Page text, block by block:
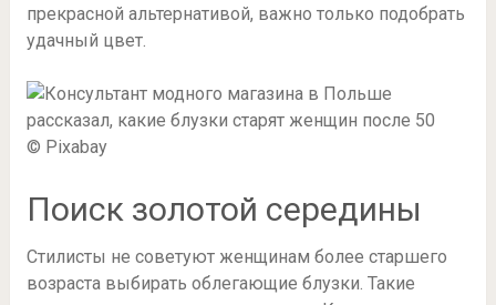
прекрасной альтернативой, важно только подобрать
удачный цвет.
© Pixabay
Поиск золотой середины
Стилисты не советуют женщинам более старшего
возраста выбирать облегающие блузки. Такие